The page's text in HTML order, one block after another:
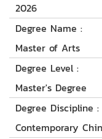
2026
Degree Name :
Master of Arts
Degree Level :
Master's Degree
Degree Discipline :
Contemporary